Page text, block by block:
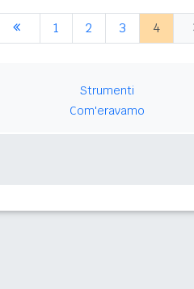
1 2 3 4
Strumenti
Com'eravamo